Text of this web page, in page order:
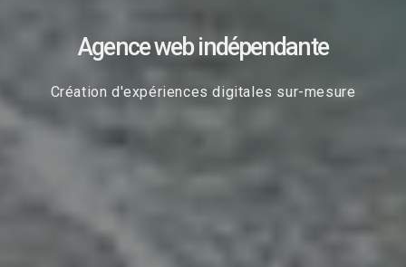
Agence web indépendante
Création d'expériences digitales sur-mesure